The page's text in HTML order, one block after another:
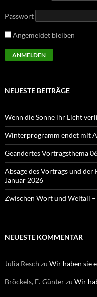
Passwort
Angemeldet bleiben
NEUESTE BEITRÄGE
Wenn die Sonne ihr Licht
Winterprogramm endet mit
Geändertes Vortragsthema
Absage des Vortrags und
Januar 2026
Zwischen Wort und Weltall
NEUESTE KOMMENTAR
Julia Resch zu Wir haben sie
Bröckels, E.-Günterzu Wir